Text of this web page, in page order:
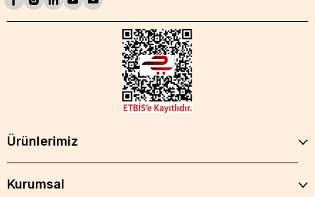
Ürünlerimiz
Kurumsal